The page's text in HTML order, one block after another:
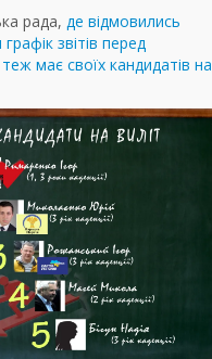
рада, де відмовились
звітів перед
має своїх кандидатів на